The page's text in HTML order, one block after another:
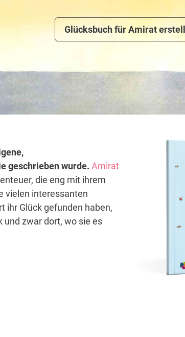
Glücksbuch für Amirat
geschrieben wurde. Amirat
die eng mit ihrem
vielen interessanten
ihr Glück gefunden haben,
und zwar dort, wo sie es